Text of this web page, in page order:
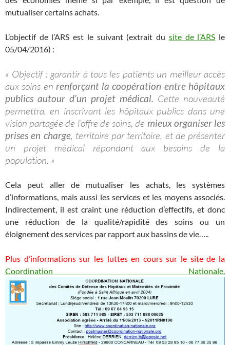
mutualiser certains achats.
L’objectif de l’ARS est le suivant (extrait du site de l’ARS le
05/04/2016) :
« Objectif : garantir à tous les patients un meilleur accès
aux soins en renforçant la coopération entre hôpitaux
publics autour d’un projet médical. Cette nouveauté
permettra, en inscrivant les hôpitaux publics dans une
vision partagée de l’offre de soins, de mieux organiser les
prises en charge, territoire par territoire, et de présenter
un projet médical répondant aux besoins de la
population. »
Cela peut aller de mutualiser les achats, les systèmes
d’informations, mais aussi les services et les moyens associés.
Indirectement, il est craint une réduction d’effectifs, et donc
une réduction de la qualité/rapidité des soins ou un
éloignement des services par rapport aux bassins de vie…..
Plus d’informations sur les luttes en cours sur le site de la
Coordination Nationale.